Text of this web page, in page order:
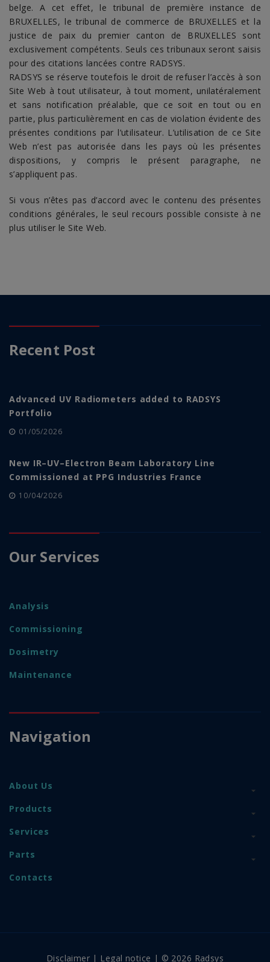
belge. A cet effet, le tribunal de première instance de
BRUXELLES, le tribunal de commerce de BRUXELLES et la
justice de paix du premier canton de BRUXELLES sont
exclusivement compétents. Seuls ces tribunaux seront saisis
pour des citations lancées contre RADSYS.
RADSYS se réserve toutefois le droit de refuser l’accès à son
Site Web à tout utilisateur, à tout moment, unilatéralement
et sans notification préalable, que ce soit en tout ou en
partie, plus particulièrement en cas de violation évidente des
présentes conditions par l’utilisateur. L’utilisation de ce Site
Web n’est pas autorisée dans les pays où les présentes
dispositions, y compris le présent paragraphe, ne
s’appliquent pas.
Si vous n’êtes pas d’accord avec le contenu des présentes
conditions générales, le seul recours possible consiste à ne
plus utiliser le Site Web.
Recent Post
Advanced UV Radiometers added to RADSYS
Portfolio
01/05/2026
New IR–UV–Electron Beam Laboratory Line
Commissioned at PPG Industries France
10/04/2026
Our Services
Analysis
Commissioning
Dosimetry
Maintenance
Navigation
About Us
Products
Services
Parts
Contacts
Disclaimer | Legal notice | © 2026 Radsys